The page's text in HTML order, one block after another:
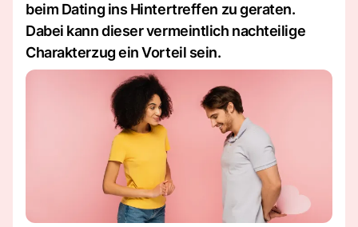
beim Dating ins Hintertreffen zu geraten.
Dabei kann dieser vermeintlich nachteilige
Charakterzug ein Vorteil sein.